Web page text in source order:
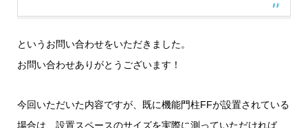
というお問い合わせをいただきました。
お問い合わせありがとうございます！
今回いただいた内容ですが、既に機能門柱FFが設置されている
場合は、設置スペースのサイズを実際に測っていただければ、